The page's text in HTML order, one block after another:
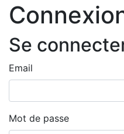
Se
Email
Mot de passe